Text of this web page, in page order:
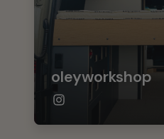
oleyworkshop